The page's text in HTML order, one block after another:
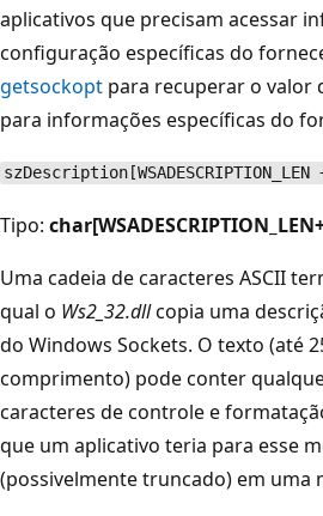
aplicativos que precisam acessar
configuração específicas do
getsockopt para recuperar o valor
para informações específicas do
szDescription[WSADESCRIPTION_LEN
Tipo:
Uma cadeia de caracteres ASCII
qual o Ws2_32.dllcopia uma
do Windows Sockets. O texto (até
comprimento) pode conter
caracteres de controle e
que um aplicativo teria para esse
(possivelmente truncado) em uma